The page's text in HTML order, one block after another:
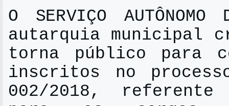
O SERVIÇO
autarquia municipal
torna público para
inscritos no
002/2018,